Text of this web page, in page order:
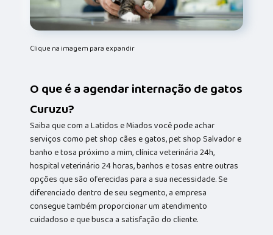
Clique na imagem para expandir
O que é a agendar internação de gatos
Curuzu?
Saiba que com a Latidos e Miados você pode achar
serviços como pet shop cães e gatos, pet shop Salvador e
banho e tosa próximo a mim, clínica veterinária 24h,
hospital veterinário 24 horas, banhos e tosas entre outras
opções que são oferecidas para a sua necessidade. Se
diferenciado dentro de seu segmento, a empresa
consegue também proporcionar um atendimento
cuidadoso e que busca a satisfação do cliente.